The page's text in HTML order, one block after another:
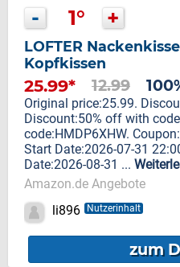
- 1° +
LOFTER
Kopfkissen
25.99* 12.99
Original price:25.99.
Discount:50% off with
code:HMDP6XHW.
Start Date:2026-07-31
Date:2026-08-31 ...
Amazon.de Angebote
li896 Nutzerinhalt
zum